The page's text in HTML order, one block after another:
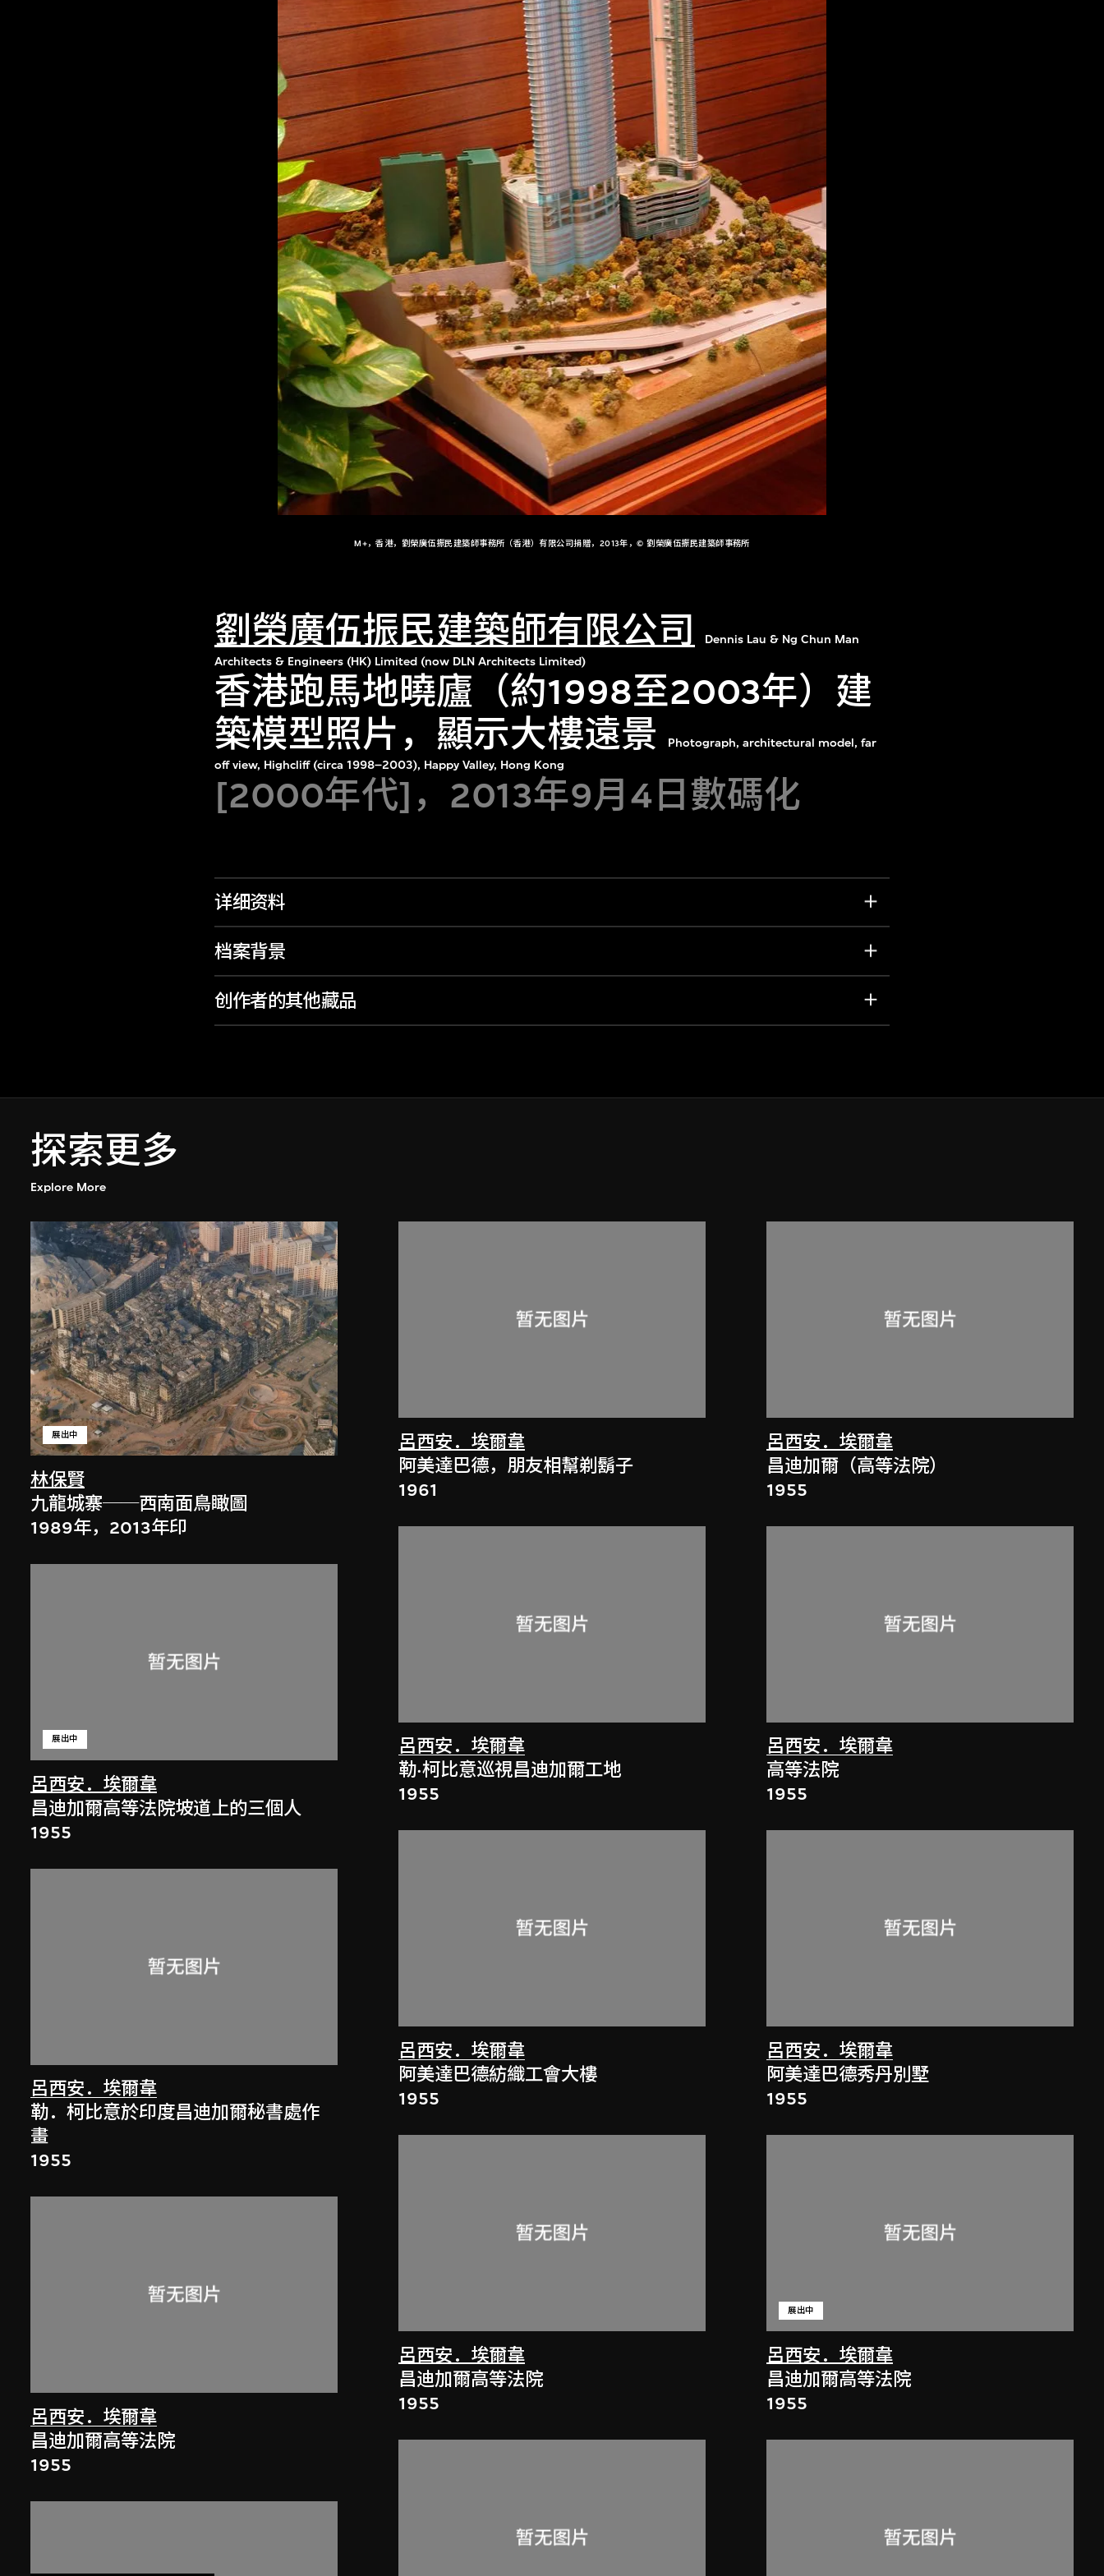
M+，香港，劉榮廣伍振民建築師事務所（香港）有限公司捐贈，2013年，© 劉榮廣伍振民建築師事務所
劉榮廣伍振民建築師有限公司
Dennis Lau & Ng Chun Man
Architects & Engineers (HK) Limited (now DLN Architects Limited)
香港跑馬地曉廬（約1998至2003年）建
築模型照片，顯示大樓遠景
Photograph, architectural model, far
off view, Highcliff (circa 1998–2003), Happy Valley, Hong Kong
[2000年代]，2013年9月4日數碼化
详细资料
档案背景
创作者的其他藏品
探索更多
Explore More
林保賢
展出中
九龍城寨──西南面鳥瞰圖
1989年，2013年印
呂西安．埃爾韋
展出中
昌迪加爾高等法院坡道上的三個人
1955
呂西安．埃爾韋
勒．柯比意於印度昌迪加爾秘書處作
畫
1955
呂西安．埃爾韋
昌迪加爾高等法院
1955
呂西安．埃爾韋
阿美達巴德，朋友相幫剃鬍子
1961
呂西安．埃爾韋
勒·柯比意巡視昌迪加爾工地
1955
呂西安．埃爾韋
阿美達巴德紡織工會大樓
1955
呂西安．埃爾韋
昌迪加爾高等法院
1955
呂西安．埃爾韋
昌迪加爾（高等法院）
1955
呂西安．埃爾韋
高等法院
1955
呂西安．埃爾韋
阿美達巴德秀丹別墅
1955
呂西安．埃爾韋
展出中
昌迪加爾高等法院
1955